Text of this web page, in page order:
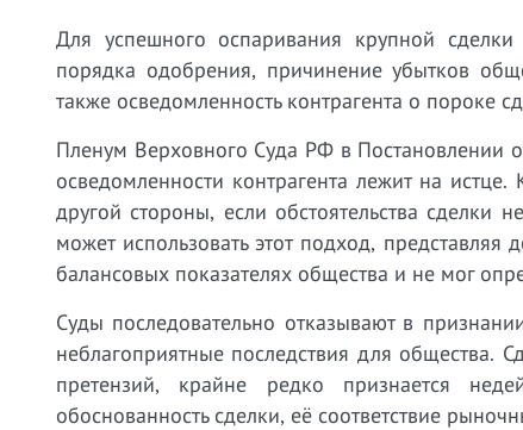
Для успешного оспаривания крупной сделки
порядка одобрения, причинение убытков
также осведомленность контрагента о пороке
Пленум Верховного Суда РФ в Постановлении
осведомленности контрагента лежит на
другой стороны, если обстоятельства сделки
может использовать этот подход, представляя
балансовых показателях общества и не мог
Суды последовательно отказывают в
неблагоприятные последствия для общества.
претензий, крайне редко признается
обоснованность сделки, её соответствие